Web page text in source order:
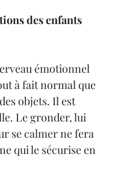
des enfants
émotionnel
à fait normal que
objets. Il est
Le gronder, lui
se calmer ne fera
qui le sécurise en